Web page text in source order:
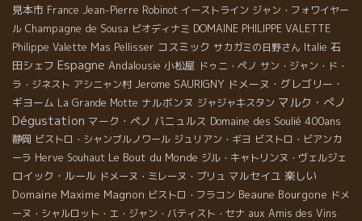
見本市 France Jean-Pierre Robinot イーストライン ジャン・フォワイヤー
ル Champagne de Sousa ビオディナミ DOMAINE PHILIPPE VALETTE
Philippe Valette Mas Pellisser コスミック サカガミの日野さん Italie 石
田シェフ Espagne Andalousie 小松屋 ドゥニ・ペノ サン・ジャン・ド・
ラ・ジネスト アシニャン村 Jerome SAURIGNY ドメーヌ・グレゴリー・
ギヨーム La Grande Motte ナルボンヌ ジャジャキスタン マルク・ぺノ
Dégustation マーク・ペノ バニュルス Domaine des Soulié 400ans
静岡 ビストロ・シャンブルノワール ジュリアン・ギヨ ビストロ・ビアンカ
ーラ Herve Souhaut Le Bout du Monde ジル・キャトリンヌ・ヴェルジェ
ロイック・ルール ドメーヌ・ミレーヌ・ブリュ マルセイユ 楽しい
Domaine Maxime Magnon ビストロ・フラコン Beaune Bourgone ドメ
ーヌ・シャルロット・エ・ジャン・バティスト・セナ aux Amis des Vins